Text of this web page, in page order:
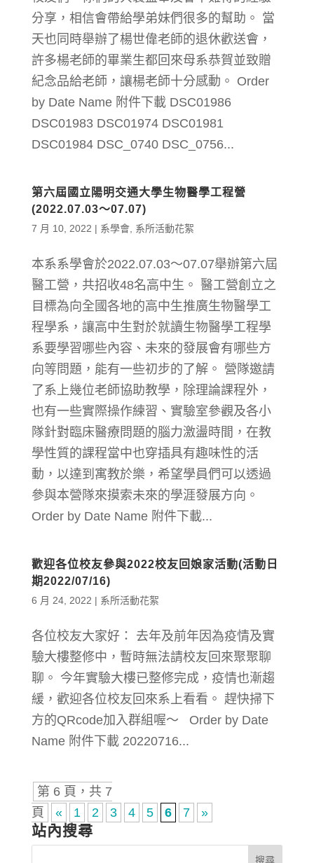
分享，相信會帶給學弟妹們很多的幫助。 當
天也同時舉辦了楊世偉老師的退休歡送會，
許多楊老師的畢業生都回來母系恭賀並致贈
紀念品給老師，讓楊老師十分感動。 Order
by Date Name 附件下載 DSC01986
DSC01983 DSC01974 DSC01981
DSC01984 DSC_0740 DSC_0756...
第六屆國立陽明交通大學生物醫學工程營
(2022.07.03～07.07)
7 月 10, 2022 | 系學會, 系所活動花絮
本系系學會於2022.07.03～07.07舉辦第六屆
醫工營，共招收48名高中生。 醫工營創立之
目標為向全國各地的高中生推廣生物醫學工
程學系，讓高中生對於就讀生物醫學工程學
系要學習哪些內容、未來的發展會有哪些方
向等問題，能有一些初步的了解。 營隊邀請
了系上幾位老師協助教學，除理論課程外，
也有一些實際操作練習、實驗室參觀及各小
隊針對臨床醫療問題的腦力激盪時間，在教
學性質的課程當中也穿插具有趣味性的活
動，以達到寓教於樂，希望學員們可以透過
參與本營隊來摸索未來的學涯發展方向。
Order by Date Name 附件下載...
歡迎各位校友參與2022校友回娘家活動(活動日
期2022/07/16)
6 月 24, 2022 | 系所活動花絮
各位校友大家好： 去年及前年因為疫情及實
驗大樓整修中，暫時無法請校友回來聚聚聊
聊。 今年實驗大樓已整修完成，疫情也漸趨
緩，歡迎各位校友回來系上看看。 趕快掃下
方的QRcode加入群組喔～ Order by Date
Name 附件下載 20220716...
第 6 頁，共 7
頁
« 1 2 3 4 5 6 7 »
站內搜尋